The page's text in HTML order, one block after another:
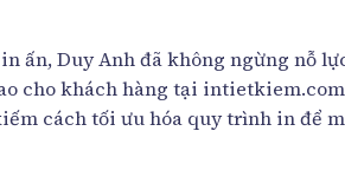
ấn, Duy Anh đã không ngừng nỗ
cho khách hàng tại
cách tối ưu hóa quy trình in để